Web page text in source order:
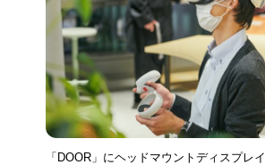
「DOOR」にヘッドマウントディスプレ